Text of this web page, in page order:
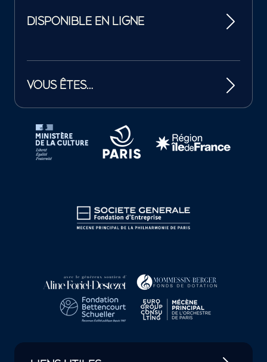
DISPONIBLE EN LIGNE
VOUS ÊTES…
Tutelles et mécènes de la Philharmonie de Paris